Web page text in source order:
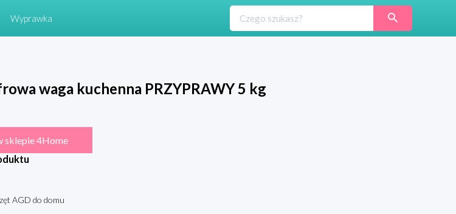
Wyprawka
waga kuchenna PRZYPRAWY 5 kg
sklepie 4Home
AGD do domu